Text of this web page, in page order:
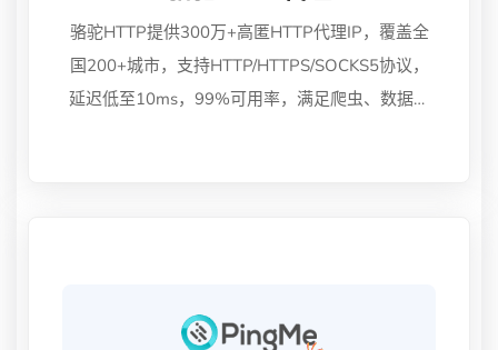
骆驼HTTP提供300万+高匿HTTP代理IP，覆盖全
国200+城市，支持HTTP/HTTPS/SOCKS5协议，
延迟低至10ms，99%可用率，满足爬虫、数据采